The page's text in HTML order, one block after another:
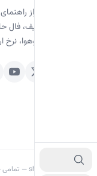
سایت شیراز
شیراز تخفیف، فال
محلی، آب‌وهوا،
اینستاگرامایکس